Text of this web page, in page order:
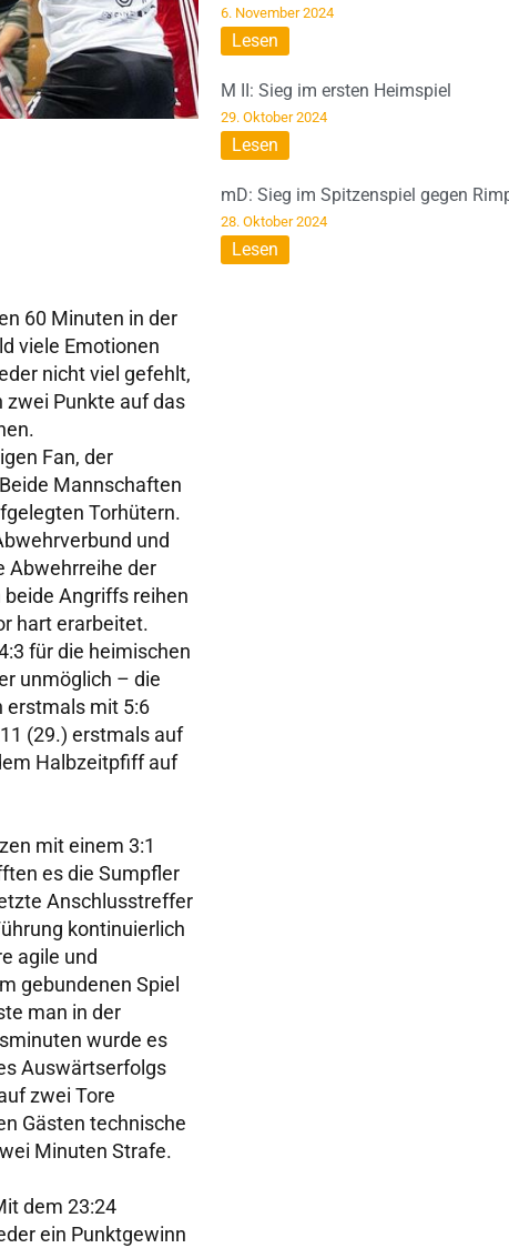
60 Minuten in der
viele Emotionen
nicht viel gefehlt,
Punkte auf das
Fan, der
Mannschaften
Torhütern.
und
Abwehrreihe der
Angriffs reihen
hart erarbeitet.
für die heimischen
unmöglich – die
erstmals mit 5:6
(29.) erstmals auf
Halbzeitpfiff auf
mit einem 3:1
es die Sumpfler
Anschlusstreffer
kontinuierlich
agile und
gebundenen Spiel
man in der
wurde es
Auswärtserfolgs
zwei Tore
Gästen technische
Minuten Strafe.
dem 23:24
ein Punktgewinn
6. November 2024
Lesen
M II: Sieg im ersten Heimspiel
29. Oktober 2024
Lesen
mD: Sieg im Spitzenspiel gegen
28. Oktober 2024
Lesen